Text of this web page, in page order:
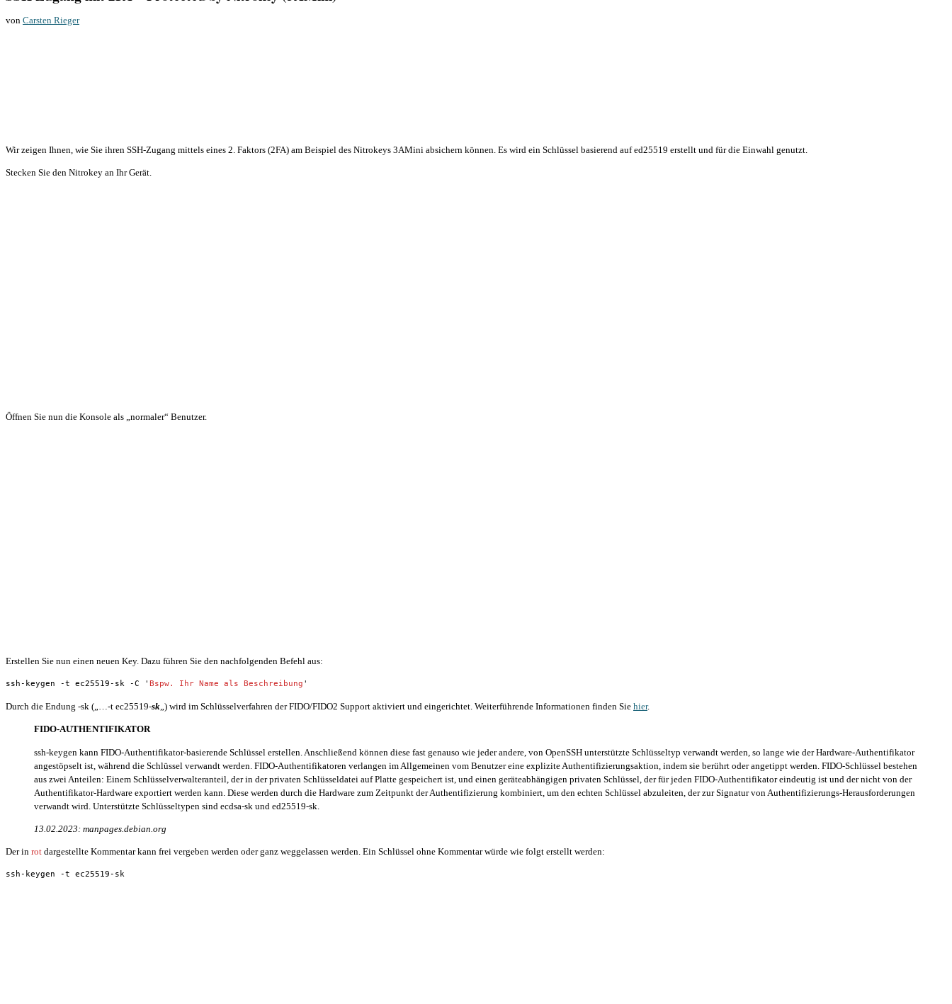
von Carsten Rieger
Wir zeigen Ihnen, wie Sie ihren SSH-Zugang mittels eines 2. Faktors (2FA) am Beispiel des Nitrokeys 3AMini absichern können. Es wird ein Schlüssel basierend auf ed25519 erstellt und für die Einwahl genutzt.
Stecken Sie den Nitrokey an Ihr Gerät.
Öffnen Sie nun die Konsole als „normaler“ Benutzer.
Erstellen Sie nun einen neuen Key. Dazu führen Sie den nachfolgenden Befehl aus:
ssh-keygen -t ec25519-sk -C ' Bspw. Ihr Name als Beschreibung '
Durch die Endung -sk („…-t ec25519-sk„) wird im Schlüsselverfahren der FIDO/FIDO2 Support aktiviert und eingerichtet. Weiterführende Informationen finden Sie hier.
FIDO-AUTHENTIFIKATOR
ssh-keygen kann FIDO-Authentifikator-basierende Schlüssel erstellen. Anschließend können diese fast genauso wie jeder andere, von OpenSSH unterstützte Schlüsseltyp verwandt werden, so lange wie der Hardware-Authentifikator
angestöpselt ist, während die Schlüssel verwandt werden. FIDO-Authentifikatoren verlangen im Allgemeinen vom Benutzer eine explizite Authentifizierungsaktion, indem sie berührt oder angetippt werden. FIDO-Schlüssel bestehen
aus zwei Anteilen: Einem Schlüsselverwalteranteil, der in der privaten Schlüsseldatei auf Platte gespeichert ist, und einen geräteabhängigen privaten Schlüssel, der für jeden FIDO-Authentifikator eindeutig ist und der nicht von der
Authentifikator-Hardware exportiert werden kann. Diese werden durch die Hardware zum Zeitpunkt der Authentifizierung kombiniert, um den echten Schlüssel abzuleiten, der zur Signatur von Authentifizierungs-Herausforderungen
verwandt wird. Unterstützte Schlüsseltypen sind ecdsa-sk und ed25519-sk.
13.02.2023: manpages.debian.org
Der in rot dargestellte Kommentar kann frei vergeben werden oder ganz weggelassen werden. Ein Schlüssel ohne Kommentar würde wie folgt erstellt werden:
ssh-keygen -t ec25519-sk